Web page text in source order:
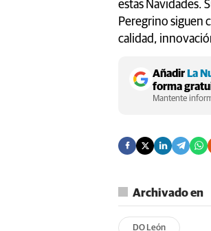
estas Navidades.
Peregrino siguen
calidad,
AñadirLa
forma
Mantente
Archivado en
DO León